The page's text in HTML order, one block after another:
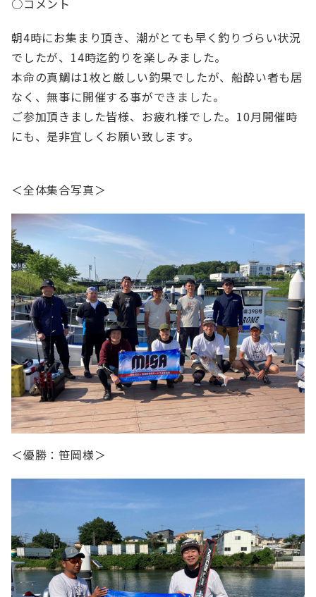
○コメント
朝4時にお集まり頂き、潮がとても早く釣りづらい状況
でしたが、14時迄釣りを楽しみました。
本命の真鯛は1枚と厳しい釣果でしたが、船酔い者も居
なく、無事に開催する事ができました。
ご参加頂きました皆様、お疲れ様でした。10月開催時
にも、是非宜しくお願い致します。
＜全体集合写真＞
＜優勝：笹岡様＞